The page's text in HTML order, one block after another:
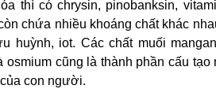
thì có chrysin, pinobanksin,
chứa nhiều khoáng chất khác
huỳnh, iot. Các chất muối
osmium cũng là thành phần cấu
con người.